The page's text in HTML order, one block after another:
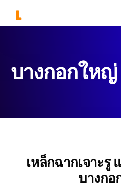
บางกอกใหญ่
เหล็กฉากเจาะรู
บางก